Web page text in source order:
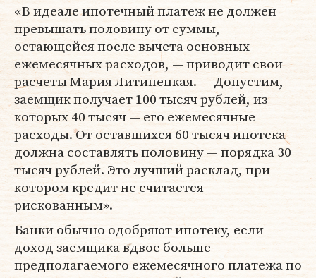
«В идеале ипотечный платеж не должен
превышать половину от суммы,
остающейся после вычета основных
ежемесячных расходов, — приводит свои
расчеты Мария Литинецкая. — Допустим,
заемщик получает 100 тысяч рублей, из
которых 40 тысяч — его ежемесячные
расходы. От оставшихся 60 тысяч ипотека
должна составлять половину — порядка 30
тысяч рублей. Это лучший расклад, при
котором кредит не считается
рискованным».
Банки обычно одобряют ипотеку, если
доход заемщика вдвое больше
предполагаемого ежемесячного платежа по